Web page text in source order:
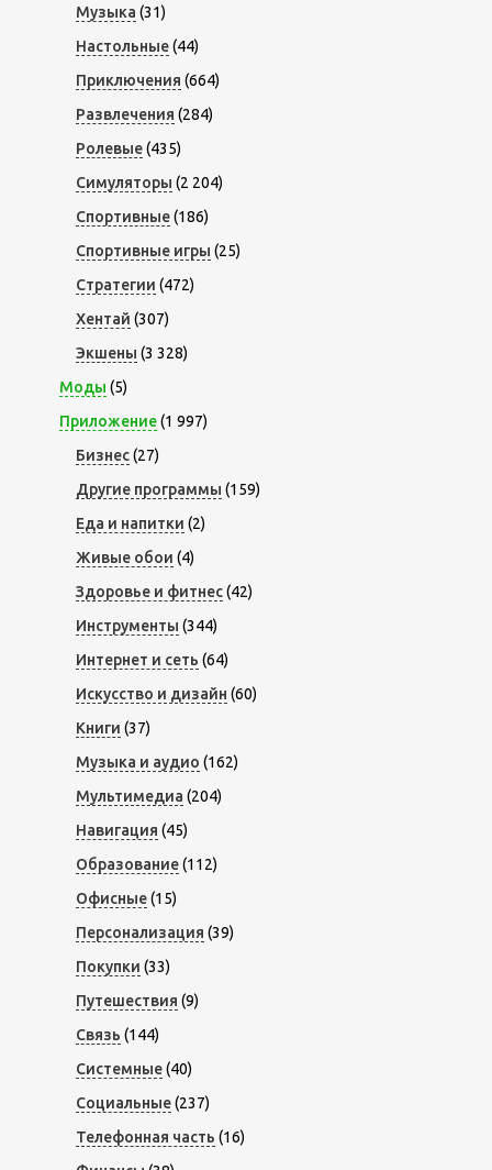
Музыка (31)
Настольные(44)
Приключения (664)
Развлечения (284)
Ролевые(435)
Симуляторы (2 204)
Спортивные(186)
Спортивные игры (25)
Стратегии (472)
Хентай (307)
Экшены (3 328)
Моды (5)
Приложение(1 997)
Бизнес(27)
Другие программы (159)
Еда и напитки (2)
Живые обои (4)
Здоровье и фитнес(42)
Инструменты (344)
Интернет и сеть (64)
Искусство и дизайн (60)
Книги (37)
Музыка и аудио (162)
Мультимедиа (204)
Навигация (45)
Образование(112)
Офисные(15)
Персонализация (39)
Покупки (33)
Путешествия (9)
Связь (144)
Системные(40)
Социальные(237)
Телефонная часть (16)